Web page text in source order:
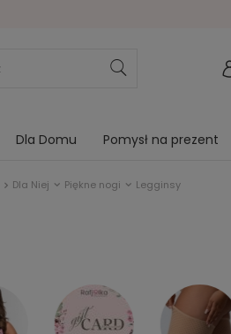
Dla Domu Pomysł na prezent
Dla Niej Piękne nogi Legginsy